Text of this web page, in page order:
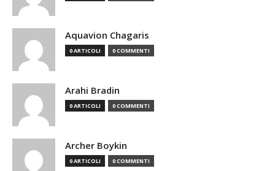
Aquavion Chagaris
0 ARTICOLI 0 COMMENTI
Arahi Bradin
0 ARTICOLI 0 COMMENTI
Archer Boykin
0 ARTICOLI 0 COMMENTI